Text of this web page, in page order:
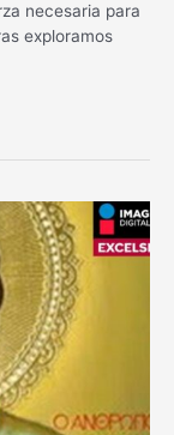
necesaria para
exploramos